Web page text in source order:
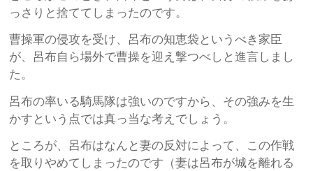
っさりと捨ててしまったのです。
曹操軍の侵攻を受け、呂布の知恵袋というべき家臣
が、呂布自ら場外で曹操を迎え撃つべしと進言しまし
た。
呂布の率いる騎馬隊は強いのですから、その強みを生
かすという点では真っ当な考えでしょう。
ところが、呂布はなんと妻の反対によって、この作戦
を取りやめてしまったのです（妻は呂布が城を離れる